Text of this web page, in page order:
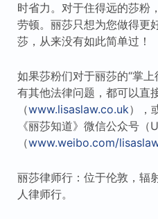
时省力。对于住得远的莎粉
劳顿。丽莎只想为您做得更
莎，从来没有如此简单过！
如果莎粉们对于丽莎的“掌
有其他法律问题，都可以直
（www.lisaslaw.co.uk），
《丽莎知道》微信公众号（
（www.weibo.com/
丽莎律师行：位于伦敦，辐
人律师行。